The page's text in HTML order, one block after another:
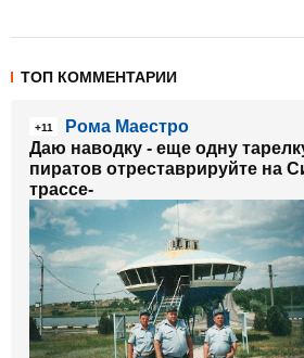
ТОП КОММЕНТАРИИ
+11
Рома Маестро
Даю наводку - еще одну
пиратов отреставрируйте на
трассе-